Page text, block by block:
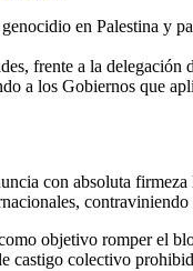
en Palestina y
frente a la
a los Gobiernos que
con absoluta firmeza
objetivo romper el
castigo colectivo